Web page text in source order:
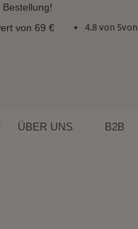
von 69 € 4.8 von 5von
ÜBER UNS B2B